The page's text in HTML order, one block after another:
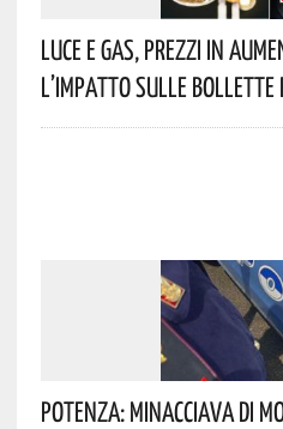
Luce E Gas, Prezzi In
L’impatto Sulle Bollette
Potenza: Minacciava Di